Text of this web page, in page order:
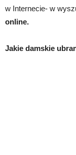
w Internecie- w
online.
Jakie damskie